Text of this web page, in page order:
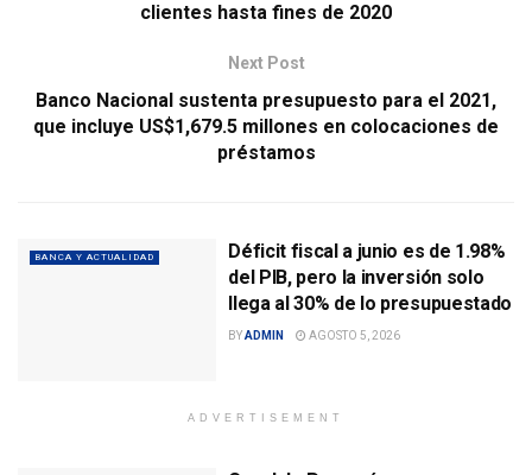
clientes hasta fines de 2020
Next Post
Banco Nacional sustenta presupuesto para el 2021,
que incluye US$1,679.5 millones en colocaciones de
préstamos
BANCA Y ACTUALIDAD
Déficit fiscal a junio es de 1.98%
del PIB, pero la inversión solo
llega al 30% de lo presupuestado
BYADMIN AGOSTO 5, 2026
ADVERTISEMENT